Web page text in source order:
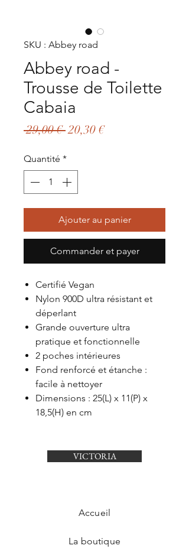
SKU : Abbey road
Abbey road -
Trousse de Toilette
Cabaia
29,00 € Prix
20,30 €Prix
Quantité *
Ajouter au panier
Commander et payer
Certifié Vegan
Nylon 900D ultra résistant et
déperlant
Grande ouverture ultra
pratique et fonctionnelle
2 poches intérieures
Fond renforcé et étanche :
facile à nettoyer
Dimensions : 25(L) x 11(P) x
18,5(H) en cm
VICTORIA
Accueil
La boutique